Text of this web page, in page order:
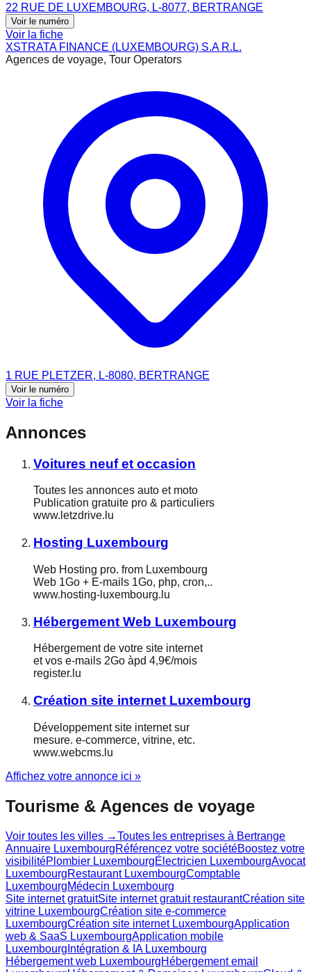
22 RUE DE LUXEMBOURG, L-8077, BERTRANGE
Voir le numéro
Voir la fiche
XSTRATA FINANCE (LUXEMBOURG) S.A R.L.
Agences de voyage, Tour Operators
1 RUE PLETZER, L-8080, BERTRANGE
Voir le numéro
Voir la fiche
Annonces
Voitures neuf et occasion
Toutes les annonces auto et moto
Publication gratuite pro & particuliers
www.letzdrive.lu
Hosting Luxembourg
Web Hosting pro. from Luxembourg
Web 1Go + E-mails 1Go, php, cron,..
www.hosting-luxembourg.lu
Hébergement Web Luxembourg
Hébergement de votre site internet
et vos e-mails 2Go àpd 4,9€/mois
register.lu
Création site internet Luxembourg
Développement site internet sur
mesure. e-commerce, vitrine, etc.
www.webcms.lu
Affichez votre annonce ici »
Tourisme & Agences de voyage
Voir toutes les villes →Toutes les entreprises à Bertrange
Annuaire LuxembourgRéférencez votre sociétéBoostez votre
visibilitéPlombier LuxembourgÉlectricien LuxembourgAvocat
LuxembourgRestaurant LuxembourgComptable
LuxembourgMédecin Luxembourg
Site internet gratuitSite internet gratuit restaurantCréation site
vitrine LuxembourgCréation site e-commerce
LuxembourgCréation site internet LuxembourgApplication
web & SaaS LuxembourgApplication mobile
Luxembourg Intégration & IA Luxembourg
Hébergement web LuxembourgHébergement email